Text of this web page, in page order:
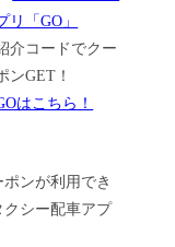
介コードでクー
ンGET！
はこちら！
ンが利用でき
クシー配車アプ